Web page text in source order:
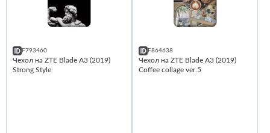
F793460
Чехол на ZTE Blade A3 (2019)
Strong Style
F864638
Чехол на ZTE Blade A3 (2019)
Coffee collage ver.5